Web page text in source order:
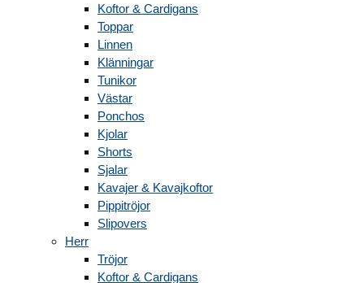
Koftor & Cardigans
Toppar
Linnen
Klänningar
Tunikor
Västar
Ponchos
Kjolar
Shorts
Sjalar
Kavajer & Kavajkoftor
Pippitröjor
Slipovers
Herr
Tröjor
Koftor & Cardigans